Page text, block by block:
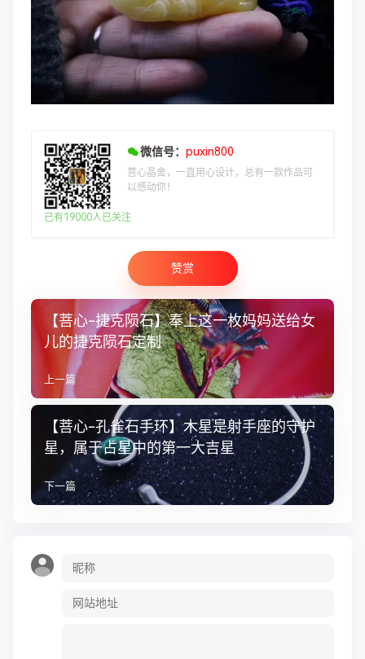
微信号： puxin800
菩心晶舍，一直用心设计，总有一款作品可
以感动你！
已有19000人已关注
赞赏
【菩心-捷克陨石】奉上这一枚妈妈送给女
儿的捷克陨石定制
上一篇
【菩心-孔雀石手环】木星是射手座的守护
星，属于占星中的第一大吉星
下一篇